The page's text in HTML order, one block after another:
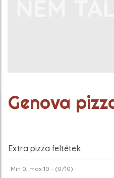
Genova
Extra pizza feltétek
Min 0, max 10 - (0/10)